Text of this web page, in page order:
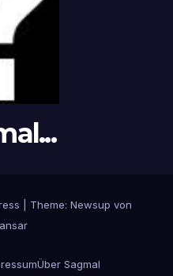
Theme: Newsup von
Über Sagmal